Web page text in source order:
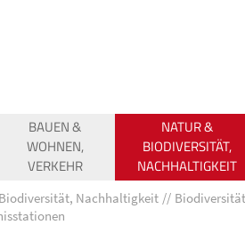
BAUEN &
WOHNEN,
VERKEHR
NATUR &
BIODIVERSITÄT,
NACHHALTIGKEIT
Nachhaltigkeit